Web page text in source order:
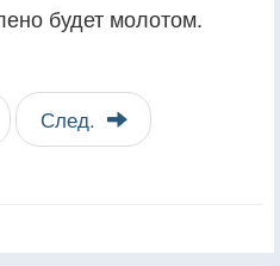
будет молотом.
След.